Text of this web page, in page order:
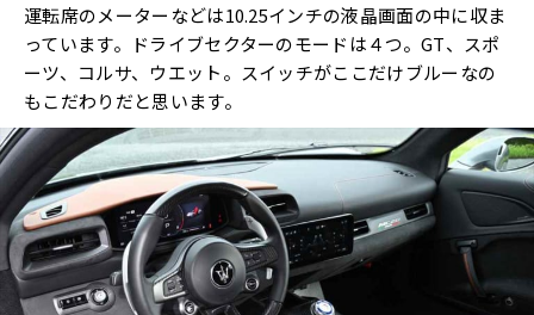
運転席のメーターなどは10.25インチの液晶画面の中に収ま
っています。ドライブセクターのモードは４つ。GT、スポ
ーツ、コルサ、ウエット。スイッチがここだけブルーなの
もこだわりだと思います。